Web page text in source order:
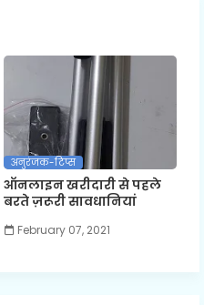
अनुरंजक-टिप्स
ऑनलाइन खरीदारी से पहले
बरते ज़रूरी सावधानियां
February 07, 2021